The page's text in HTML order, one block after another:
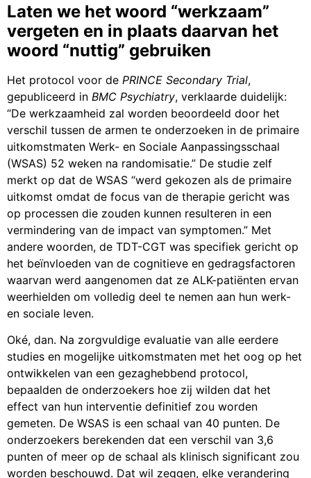
Laten we het woord “werkzaam”
vergeten en in plaats daarvan het
woord “nuttig” gebruiken
Het protocol voor de PRINCE Secondary Trial,
gepubliceerd in BMC Psychiatry, verklaarde duidelijk:
“De werkzaamheid zal worden beoordeeld door het
verschil tussen de armen te onderzoeken in de primaire
uitkomstmaten Werk- en Sociale Aanpassingsschaal
(WSAS) 52 weken na randomisatie.” De studie zelf
merkt op dat de WSAS “werd gekozen als de primaire
uitkomst omdat de focus van de therapie gericht was
op processen die zouden kunnen resulteren in een
vermindering van de impact van symptomen.” Met
andere woorden, de TDT-CGT was specifiek gericht op
het beïnvloeden van de cognitieve en gedragsfactoren
waarvan werd aangenomen dat ze ALK-patiënten ervan
weerhielden om volledig deel te nemen aan hun werk-
en sociale leven.
Oké, dan. Na zorgvuldige evaluatie van alle eerdere
studies en mogelijke uitkomstmaten met het oog op het
ontwikkelen van een gezaghebbend protocol,
bepaalden de onderzoekers hoe zij wilden dat het
effect van hun interventie definitief zou worden
gemeten. De WSAS is een schaal van 40 punten. De
onderzoekers berekenden dat een verschil van 3,6
punten of meer op de schaal als klinisch significant zou
worden beschouwd. Dat wil zeggen, elke verandering